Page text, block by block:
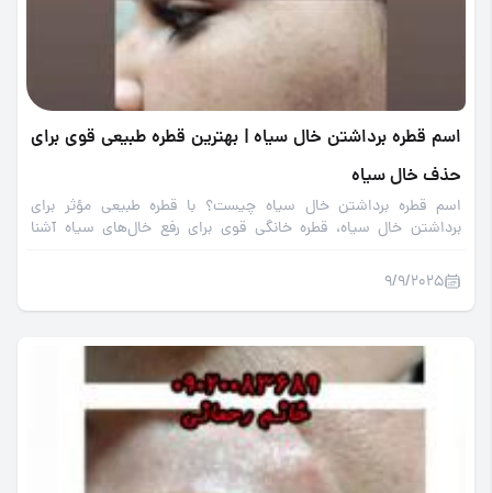
اسم قطره برداشتن خال سیاه | بهترین قطره طبیعی قوی برای
حذف خال سیاه
اسم قطره برداشتن خال سیاه چیست؟ با قطره طبیعی مؤثر برای
برداشتن خال سیاه، قطره خانگی قوی برای رفع خال‌های سیاه آشنا
9/9/2025